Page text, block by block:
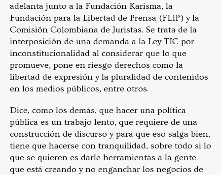
adelanta junto a la Fundación Karisma, la
Fundación para la Libertad de Prensa (FLIP) y la
Comisión Colombiana de Juristas. Se trata de la
interposición de una demanda a la Ley TIC por
inconstitucionalidad al considerar que lo que
promueve, pone en riesgo derechos como la
libertad de expresión y la pluralidad de contenidos
en los medios públicos, entre otros.
Dice, como los demás, que hacer una política
pública es un trabajo lento, que requiere de una
construcción de discurso y para que eso salga bien,
tiene que hacerse con tranquilidad, sobre todo si lo
que se quieren es darle herramientas a la gente
que está creando y no enganchar los negocios de